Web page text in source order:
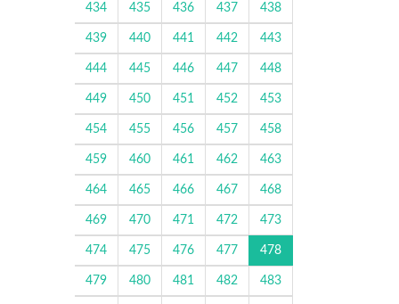
434 435 436 437 438
439 440 441 442 443
444 445 446 447 448
449 450 451 452 453
454 455 456 457 458
459 460 461 462 463
464 465 466 467 468
469 470 471 472 473
474 475 476 477 478
479 480 481 482 483